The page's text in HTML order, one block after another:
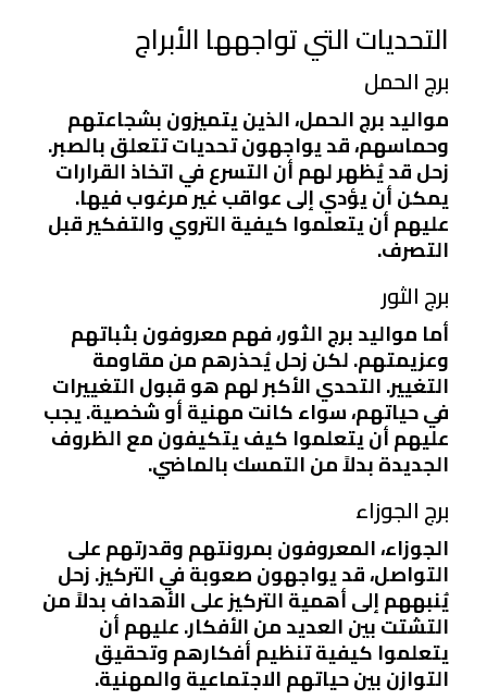
التحديات التي تواجهها الأبراج
برج الحمل
مواليد برج الحمل، الذين يتميزون بشجاعتهم
وحماسهم، قد يواجهون تحديات تتعلق بالصبر.
زحل قد يُظهر لهم أن التسرع في اتخاذ القرارات
يمكن أن يؤدي إلى عواقب غير مرغوب فيها.
عليهم أن يتعلموا كيفية التروي والتفكير قبل
التصرف.
برج الثور
أما مواليد برج الثور، فهم معروفون بثباتهم
وعزيمتهم. لكن زحل يُحذرهم من مقاومة
التغيير. التحدي الأكبر لهم هو قبول التغييرات
في حياتهم، سواء كانت مهنية أو شخصية. يجب
عليهم أن يتعلموا كيف يتكيفون مع الظروف
الجديدة بدلاً من التمسك بالماضي.
برج الجوزاء
الجوزاء، المعروفون بمرونتهم وقدرتهم على
التواصل، قد يواجهون صعوبة في التركيز. زحل
يُنبههم إلى أهمية التركيز على الأهداف بدلاً من
التشتت بين العديد من الأفكار. عليهم أن
يتعلموا كيفية تنظيم أفكارهم وتحقيق
التوازن بين حياتهم الاجتماعية والمهنية.